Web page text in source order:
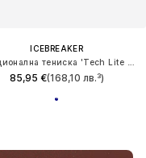
ICEBREAKER
85,95 €(168,10 лв.³)